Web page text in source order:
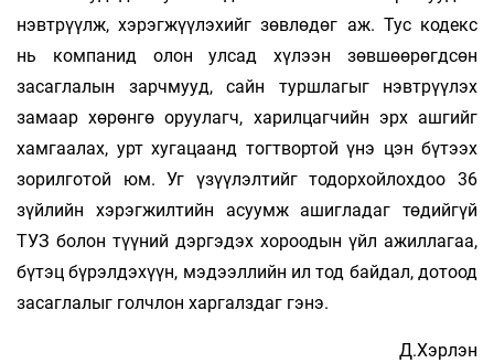
нэвтрүүлж, хэрэгжүүлэхийг зөвлөдөг аж. Тус кодекс
нь компанид олон улсад хүлээн зөвшөөрөгдсөн
засаглалын зарчмууд, сайн туршлагыг нэвтрүүлэх
замаар хөрөнгө оруулагч, харилцагчийн эрх ашгийг
хамгаалах, урт хугацаанд тогтвортой үнэ цэн бүтээх
зорилготой юм. Уг үзүүлэлтийг тодорхойлохдоо 36
зүйлийн хэрэгжилтийн асуумж ашигладаг төдийгүй
ТУЗ болон түүний дэргэдэх хороодын үйл ажиллагаа,
бүтэц бүрэлдэхүүн, мэдээллийн ил тод байдал, дотоод
засаглалыг голчлон харгалздаг гэнэ.
Д.Хэрлэн